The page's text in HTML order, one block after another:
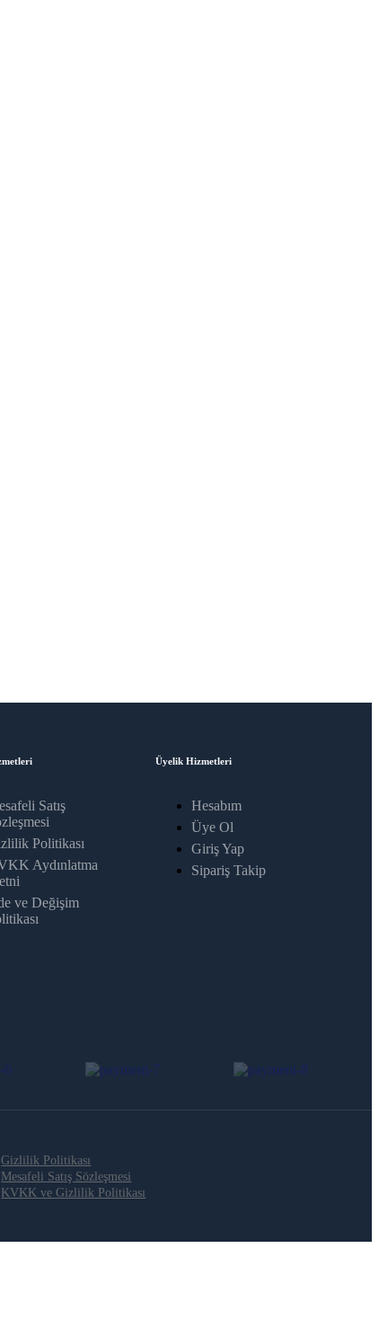
Satış
Politikası
Aydınlatma
ve Değişim
Üyelik Hizmetleri
Hesabım
Üye Ol
Giriş Yap
Sipariş Takip
Gizlilik Politikası
Mesafeli Satış Sözleşmesi
KVKK ve Gizlilik Politikası